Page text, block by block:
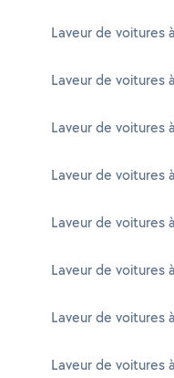
Laveur de voitures
Laveur de voitures
Laveur de voitures
Laveur de voitures
Laveur de voitures
Laveur de voitures
Laveur de voitures
Laveur de voitures